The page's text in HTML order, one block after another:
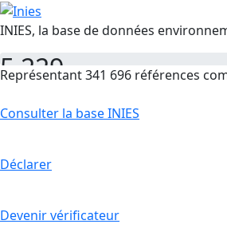
INIES, la base de données
5 229
Représentant 341 696 références
Consulter la base INIES
Déclarer
Devenir vérificateur